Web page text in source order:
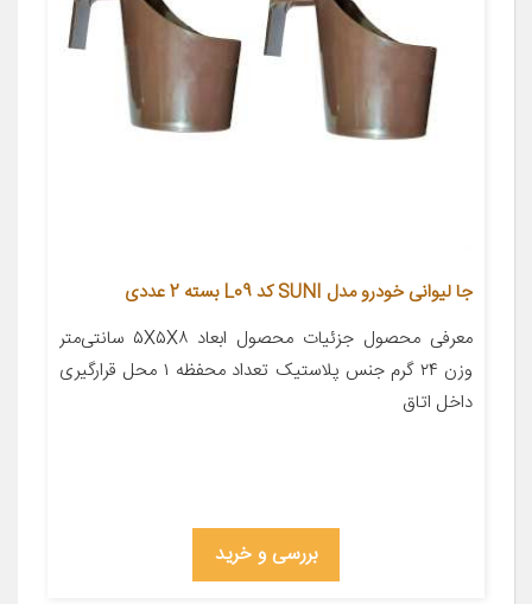
جا لیوانی خودرو مدل SUNI کد L09 بسته 2 عددی
معرفی محصول جزئیات محصول ابعاد ۵X۵X۸ سانتی‌متر
وزن ۲۴ گرم جنس پلاستیک تعداد محفظه ۱ محل قرارگیری
داخل اتاق
بررسی و خرید